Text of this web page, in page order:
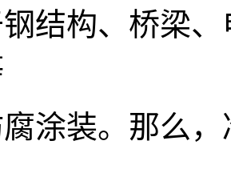
结构、桥梁
涂装。那么